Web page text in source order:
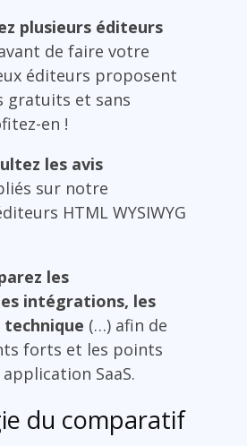
plusieurs éditeurs
de faire votre
éditeurs proposent
gratuits et sans
en !
les avis
sur notre
HTML WYSIWYG
les
intégrations, les
(…) afin de
forts et les points
SaaS.
du comparatif